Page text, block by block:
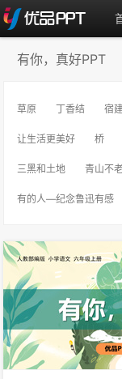
有你，真好PPT
草原 丁香结 宿
让生活更美好 桥
三黑和土地 青山不
有的人—纪念鲁迅有感